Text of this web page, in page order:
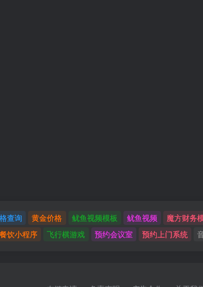
查询 黄金价格 鱿鱼视频模板 鱿鱼视频 魔方财务
餐饮小程序 飞行棋游戏 预约会议室 预约上门系统